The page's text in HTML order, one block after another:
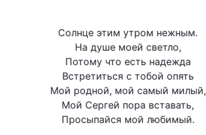
Солнце этим утром нежным.
На душе моей светло,
Потому что есть надежда
Встретиться с тобой опять
Мой родной, мой самый милый,
Мой Сергей пора вставать,
Просыпайся мой любимый.